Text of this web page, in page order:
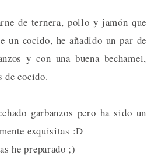
de ternera, pollo y jamón que
un cocido, he añadido un par de
y con una buena bechamel,
de cocido.
garbanzos pero ha sido un
exquisitas :D
he preparado ;)